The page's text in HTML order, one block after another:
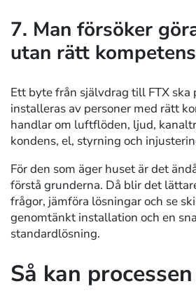
7. Man försöker
utan rätt kompetens
Ett byte från självdrag till FTX ska
installeras av personer med rätt
handlar om luftflöden, ljud,
kondens, el, styrning och
För den som äger huset är det
förstå grunderna. Då blir det
frågor, jämföra lösningar och se
genomtänkt installation och en
standardlösning.
Så kan